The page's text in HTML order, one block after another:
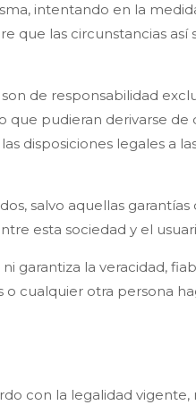
intentando en la
que las circunstancias así
de responsabilidad
que pudieran derivarse de
disposiciones legales a
salvo aquellas
esta sociedad y el
garantiza la veracidad,
cualquier otra persona
con la legalidad vigente,